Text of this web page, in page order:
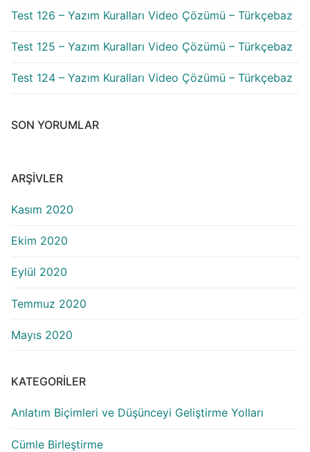
Test 126 – Yazım Kuralları Video Çözümü – Türkçebaz
Test 125 – Yazım Kuralları Video Çözümü – Türkçebaz
Test 124 – Yazım Kuralları Video Çözümü – Türkçebaz
SON YORUMLAR
ARŞIVLER
Kasım 2020
Ekim 2020
Eylül 2020
Temmuz 2020
Mayıs 2020
KATEGORILER
Anlatım Biçimleri ve Düşünceyi Geliştirme Yolları
Cümle Birleştirme